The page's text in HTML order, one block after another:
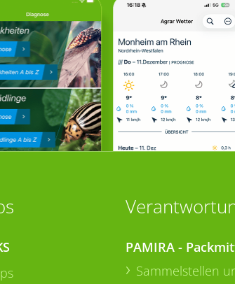
PAMIRA -
Sammelstellen